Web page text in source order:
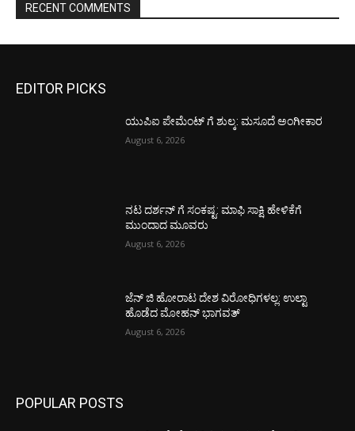
RECENT COMMENTS
EDITOR PICKS
ಯುಪಿಐ ಪೇಮೆಂಟ್ ಗೆ ಶುಲ್ಕ: ಮಸೂದೆ ಅಂಗೀಕಾರ
August 6, 2026
ನಟ ದರ್ಶನ್ ಗೆ ಸಂಕಷ್ಟ: ಮಾಫಿ ಸಾಕ್ಷಿ ಹೇಳಿಕೆಗೆ
ಮುಂದಾದ ಮೂವರು
August 6, 2026
ಜೆನ್ ಜಿ ಹೋರಾಟ ದೇಶ ವಿರೋಧಿಗಳಲ್ಲ: ಉಲ್ಟಾ
ಹೊಡೆದ ಮೋಹನ್ ಭಾಗವತ್
August 6, 2026
POPULAR POSTS